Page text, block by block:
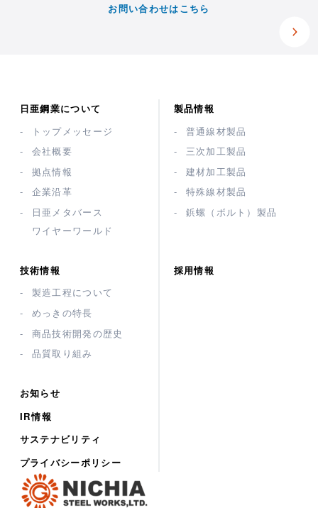
お問い合わせはこちら
日亜鋼業について
トップメッセージ
会社概要
拠点情報
企業沿革
日亜メタバース
ワイヤーワールド
製品情報
普通線材製品
三次加工製品
建材加工製品
特殊線材製品
鋲螺（ボルト）製品
技術情報
製造工程について
めっきの特長
商品技術開発の歴史
品質取り組み
採用情報
お知らせ
IR情報
サステナビリティ
プライバシーポリシー